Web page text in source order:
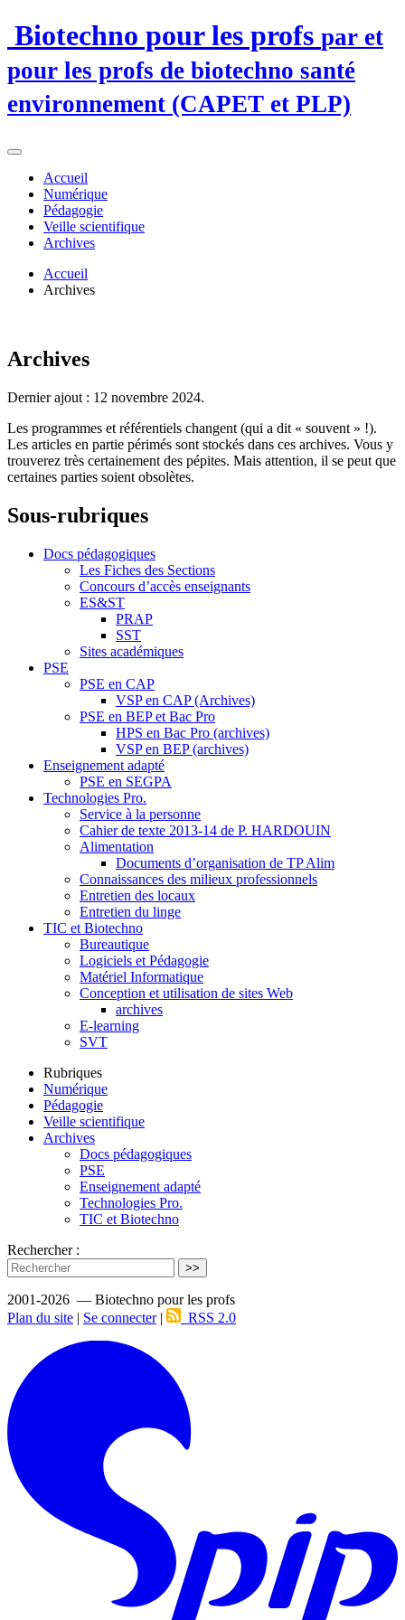
Biotechno pour les profs par et
pour les profs de biotechno santé
environnement (CAPET et PLP)
Accueil
Numérique
Pédagogie
Veille scientifique
Archives
Accueil
Archives
Archives
Dernier ajout : 12 novembre 2024.
Les programmes et référentiels changent (qui a dit « souvent » !).
Les articles en partie périmés sont stockés dans ces archives. Vous y
trouverez très certainement des pépites. Mais attention, il se peut que
certaines parties soient obsolètes.
Sous-rubriques
Docs pédagogiques
Les Fiches des Sections
Concours d’accès enseignants
ES&ST
PRAP
SST
Sites académiques
PSE
PSE en CAP
VSP en CAP (Archives)
PSE en BEP et Bac Pro
HPS en Bac Pro (archives)
VSP en BEP (archives)
Enseignement adapté
PSE en SEGPA
Technologies Pro.
Service à la personne
Cahier de texte 2013-14 de P. HARDOUIN
Alimentation
Documents d’organisation de TP Alim
Connaissances des milieux professionnels
Entretien des locaux
Entretien du linge
TIC et Biotechno
Bureautique
Logiciels et Pédagogie
Matériel Informatique
Conception et utilisation de sites Web
archives
E-learning
SVT
Rubriques
Numérique
Pédagogie
Veille scientifique
Archives
Docs pédagogiques
PSE
Enseignement adapté
Technologies Pro.
TIC et Biotechno
Rechercher :
>>
2001-2026 — Biotechno pour les profs
Plan du site | Se connecter| RSS 2.0